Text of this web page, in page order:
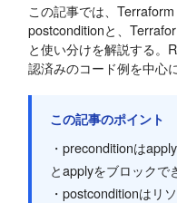
この記事では、
postconditionと、
と使い分けを解説する。
認済みのコード例を中心
この記事のポイント
・preconditionは
とapplyをブロックで
・postconditionはリ